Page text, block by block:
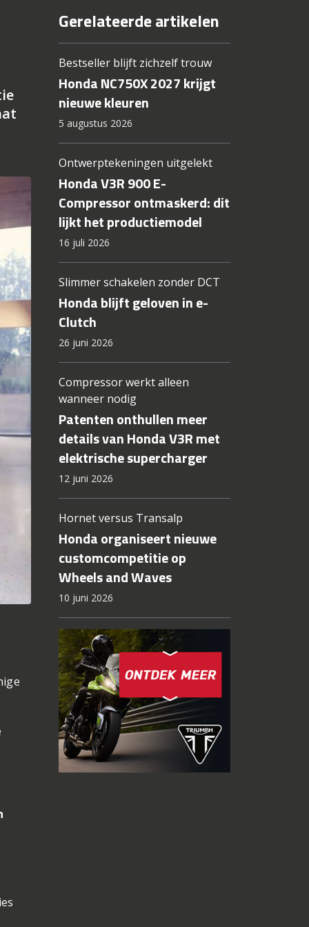
Gerelateerde artikelen
Bestseller blijft zichzelf trouw
Honda NC750X 2027 krijgt
nieuwe kleuren
5 augustus 2026
Ontwerptekeningen uitgelekt
Honda V3R 900 E-
Compressor ontmaskerd: dit
lijkt het productiemodel
16 juli 2026
Slimmer schakelen zonder DCT
Honda blijft geloven in e-
Clutch
26 juni 2026
Compressor werkt alleen
wanneer nodig
Patenten onthullen meer
details van Honda V3R met
elektrische supercharger
12 juni 2026
Hornet versus Transalp
Honda organiseert nieuwe
customcompetitie op
Wheels and Waves
10 juni 2026